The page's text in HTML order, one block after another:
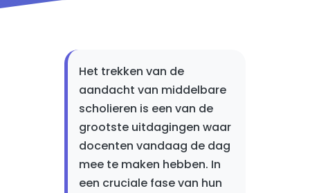
Het trekken van de
aandacht van middelbare
scholieren is een van de
grootste uitdagingen waar
docenten vandaag de dag
mee te maken hebben. In
een cruciale fase van hun